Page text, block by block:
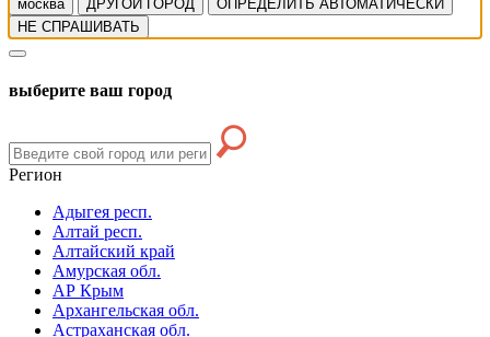
москва ДРУГОЙ ГОРОД
ОПРЕДЕЛИТЬ АВТОМАТИЧЕСКИ
НЕ СПРАШИВАТЬ
выберите ваш город
Регион
Адыгея респ.
Алтай респ.
Алтайский край
Амурская обл.
АР Крым
Архангельская обл.
Астраханская обл.